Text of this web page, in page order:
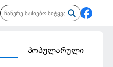
პოპულარული